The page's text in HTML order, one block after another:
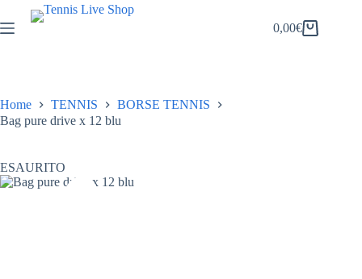
al
contenuto
Carrello
0,00€
Home TENNIS
BORSE TENNIS
Bag pure drive x 12 blu
ESAURITO